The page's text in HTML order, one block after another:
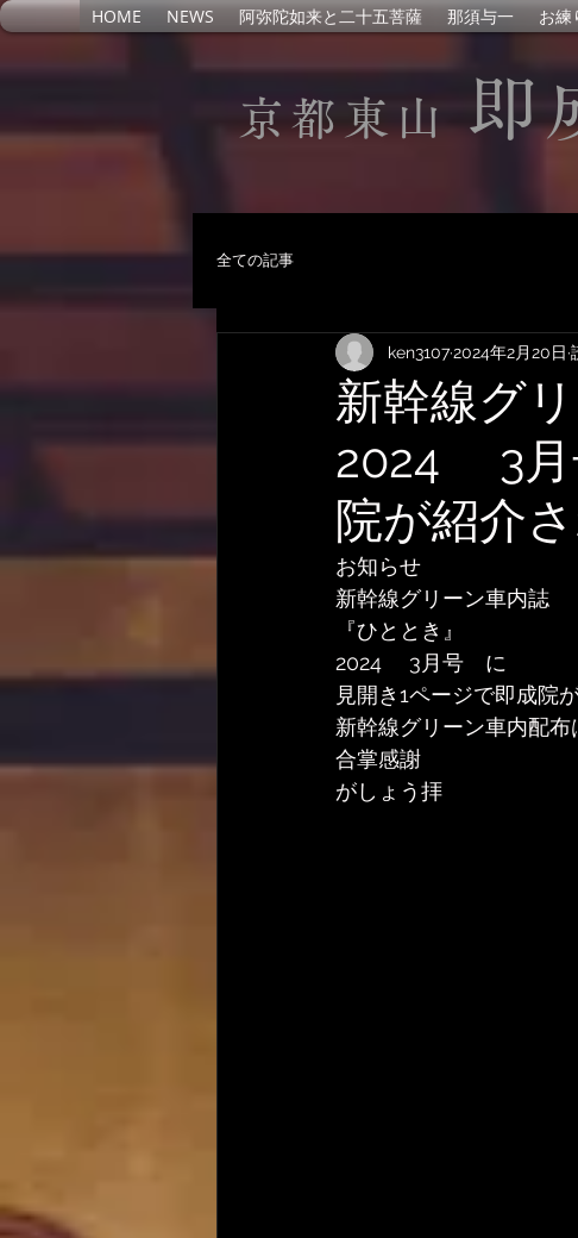
HOME NEWS 阿弥陀如来と二十五菩薩 那須与一 お練
京都東山 即
全ての記事
新幹線グ
2024 3月
院が紹介
ken31072024年2月20日
お知らせ
新幹線グリーン車内誌
『ひととき』
2024　 3月号　に
見開き1ページで即成院
新幹線グリーン車内配
合掌感謝
がしょう拝